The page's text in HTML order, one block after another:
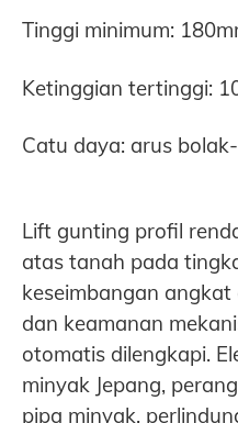
Tinggi minimum:
Ketinggian tertinggi:
Catu daya: arus
Lift gunting profil
atas tanah pada
keseimbangan
dan keamanan
otomatis dilengkapi.
minyak Jepang,
pipa minyak,